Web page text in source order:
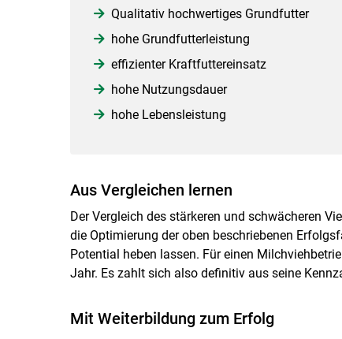
Qualitativ hochwertiges Grundfutter
hohe Grundfutterleistung
effizienter Kraftfuttereinsatz
hohe Nutzungsdauer
hohe Lebensleistung
Aus Vergleichen lernen
Der Vergleich des stärkeren und schwächeren
die Optimierung der oben beschriebenen
Potential heben lassen. Für einen
Jahr. Es zahlt sich also definitiv aus seine
Mit Weiterbildung zum Erfolg